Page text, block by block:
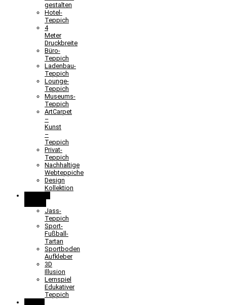
gestalten
Hotel-
Teppich
4
Meter
Druckbreite
Büro-
Teppich
Ladenbau-
Teppich
Lounge-
Teppich
Museums-
Teppich
ArtCarpet
–
Kunst
–
Teppich
Privat-
Teppich
Nachhaltige
Webteppiche
Design
Kollektion
Jass-
Teppich
Sport-
Fußball-
Tartan
Sportboden
Aufkleber
3D
Illusion
Lernspiel
Edukativer
Teppich